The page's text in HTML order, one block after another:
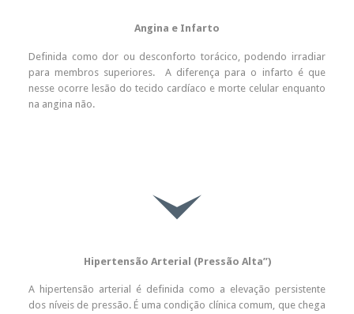
Angina e Infarto
Definida como dor ou desconforto torácico, podendo irradiar
para membros superiores. A diferença para o infarto é que
nesse ocorre lesão do tecido cardíaco e morte celular enquanto
na angina não.

Hipertensão Arterial (Pressão Alta”)
A hipertensão arterial é definida como a elevação persistente
dos níveis de pressão. É uma condição clínica comum, que chega